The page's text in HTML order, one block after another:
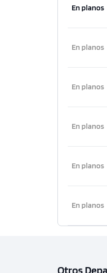
En planos
En planos
En planos
En planos
En planos
En planos
Otros